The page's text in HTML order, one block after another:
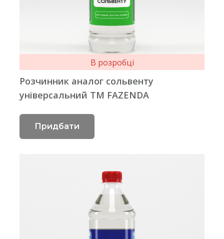
В розробці
Розчинник аналог сольвенту
універсальний ТМ FAZENDA
Придбати